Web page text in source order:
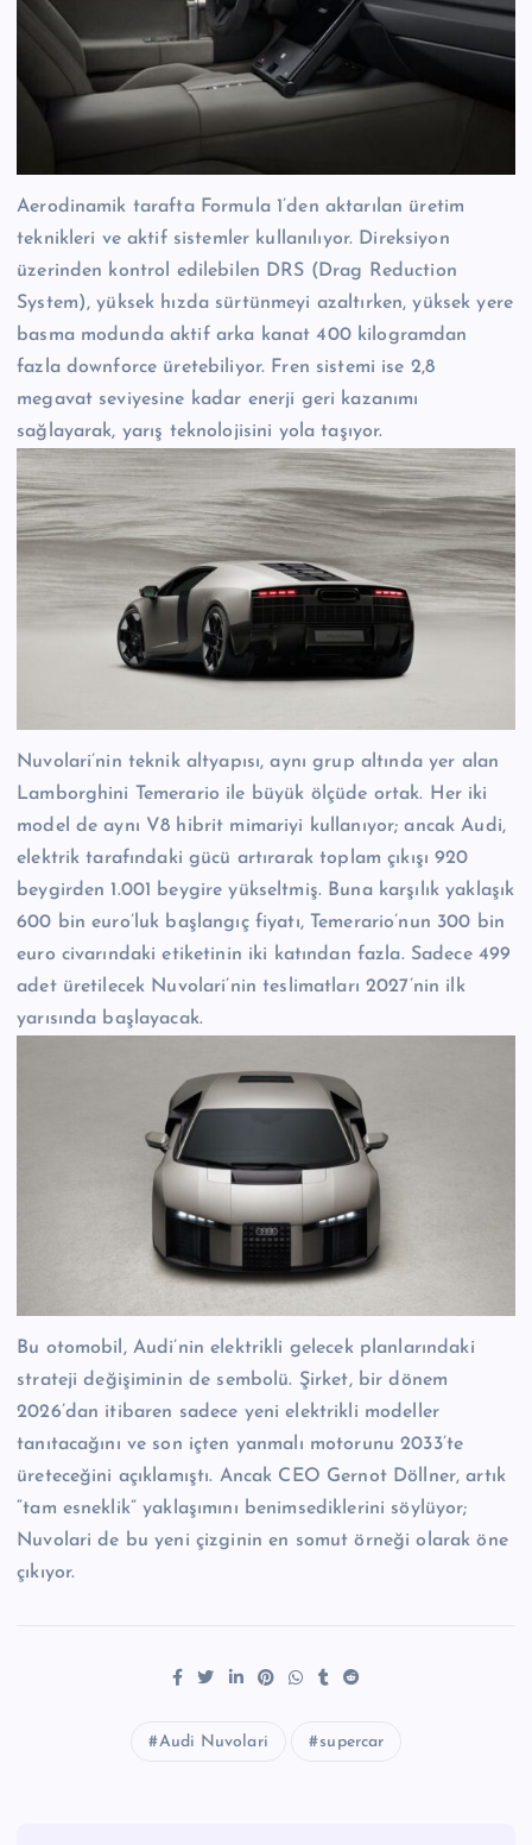
Aerodinamik tarafta Formula 1’den aktarılan üretim
teknikleri ve aktif sistemler kullanılıyor. Direksiyon
üzerinden kontrol edilebilen DRS (Drag Reduction
System), yüksek hızda sürtünmeyi azaltırken, yüksek yere
basma modunda aktif arka kanat 400 kilogramdan
fazla downforce üretebiliyor. Fren sistemi ise 2,8
megavat seviyesine kadar enerji geri kazanımı
sağlayarak, yarış teknolojisini yola taşıyor.
Nuvolari’nin teknik altyapısı, aynı grup altında yer alan
Lamborghini Temerario ile büyük ölçüde ortak. Her iki
model de aynı V8 hibrit mimariyi kullanıyor; ancak Audi,
elektrik tarafındaki gücü artırarak toplam çıkışı 920
beygirden 1.001 beygire yükseltmiş. Buna karşılık yaklaşık
600 bin euro’luk başlangıç fiyatı, Temerario’nun 300 bin
euro civarındaki etiketinin iki katından fazla. Sadece 499
adet üretilecek Nuvolari’nin teslimatları 2027’nin ilk
yarısında başlayacak.
Bu otomobil, Audi’nin elektrikli gelecek planlarındaki
strateji değişiminin de sembolü. Şirket, bir dönem
2026’dan itibaren sadece yeni elektrikli modeller
tanıtacağını ve son içten yanmalı motorunu 2033’te
üreteceğini açıklamıştı. Ancak CEO Gernot Döllner, artık
“tam esneklik” yaklaşımını benimsediklerini söylüyor;
Nuvolari de bu yeni çizginin en somut örneği olarak öne
çıkıyor.
Audi Nuvolari supercar